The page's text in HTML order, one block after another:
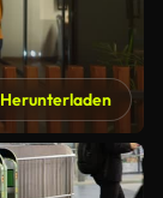
Herunterladen